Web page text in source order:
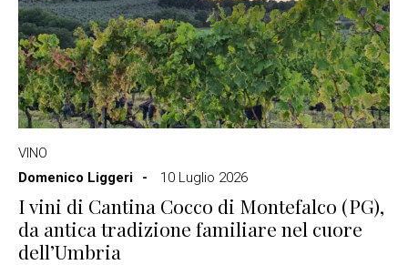
VINO
Domenico Liggeri
10 Luglio 2026
I vini di Cantina Cocco di Montefalco (PG),
da antica tradizione familiare nel cuore
dell’Umbria